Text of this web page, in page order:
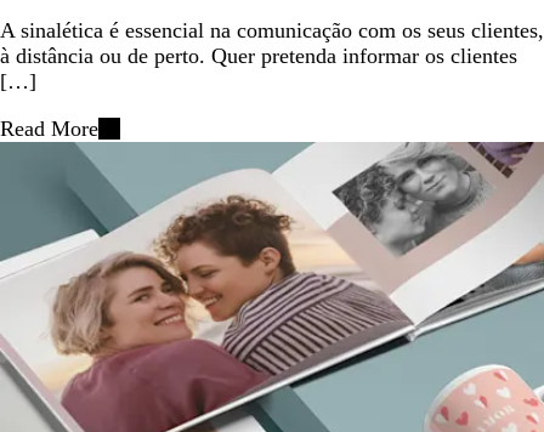
A sinalética é essencial na comunicação com os seus clientes,
à distância ou de perto. Quer pretenda informar os clientes
[…]
Read More